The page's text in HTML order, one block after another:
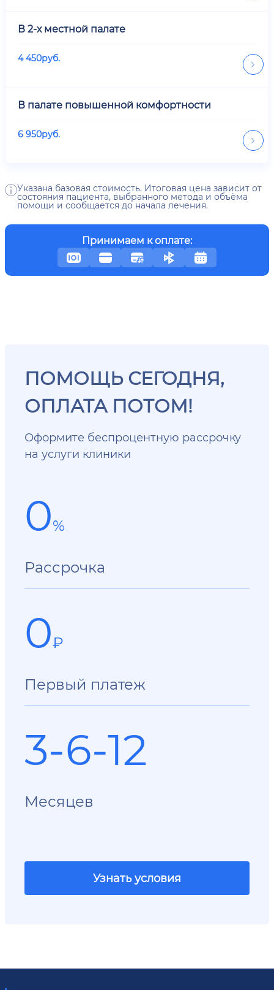
В 2-х местной палате
4 450руб.
В палате повышенной комфортности
6 950руб.
Указана базовая стоимость. Итоговая цена зависит от
состояния пациента, выбранного метода и объёма
помощи и сообщается до начала лечения.
Принимаем к оплате:
ПОМОЩЬ СЕГОДНЯ,
ОПЛАТА ПОТОМ!
Оформите беспроцентную рассрочку
на услуги клиники
0%
Рассрочка
0₽
Первый платеж
3-6-12
Месяцев
Узнать условия